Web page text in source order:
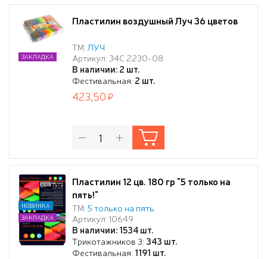
Пластилин воздушный Луч 36 цветов
ТМ:ЛУЧ
Артикул: 34С 2230-08
В наличии: 2 шт.
Фестивальная: 2 шт.
ЗАКЛАДКА
423,50
Пластилин 12 цв. 180 гр "5 только на
пять!"
ТМ:5 только на пять
Артикул: 10649
В наличии: 1534 шт.
Трикотажников 3: 343 шт.
Фестивальная: 1191 шт.
НОВИНКА
ЗАКЛАДКА